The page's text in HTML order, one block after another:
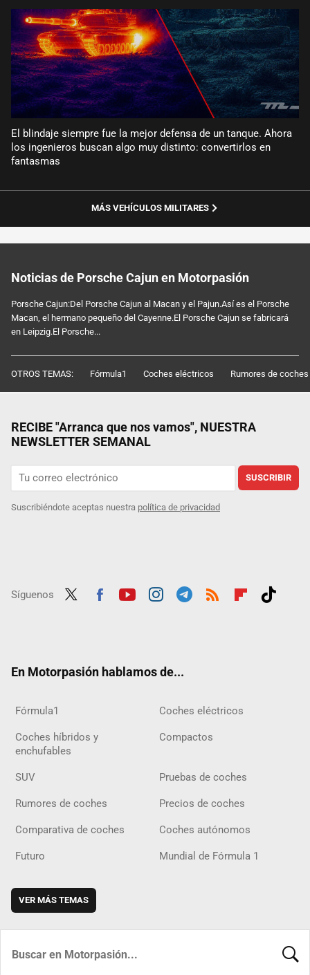
El blindaje siempre fue la mejor defensa de un tanque. Ahora
los ingenieros buscan algo muy distinto: convertirlos en
fantasmas
MÁS VEHÍCULOS MILITARES
Noticias de Porsche Cajun en Motorpasión
Porsche Cajun:Del Porsche Cajun al Macan y el Pajun.Así es el Porsche
Macan, el hermano pequeño del Cayenne.El Porsche Cajun se fabricará
en Leipzig.El Porsche...
OTROS TEMAS: Fórmula1 Coches eléctricos Rumores de coches
RECIBE "Arranca que nos vamos", NUESTRA
NEWSLETTER SEMANAL
SUSCRIBIR
Suscribiéndote aceptas nuestra política de privacidad
Síguenos
En Motorpasión hablamos de...
Fórmula1 Coches eléctricos
Coches híbridos y
enchufables
Compactos
SUV Pruebas de coches
Rumores de coches Precios de coches
Comparativa de coches Coches autónomos
Futuro Mundial de Fórmula 1
VER MÁS TEMAS